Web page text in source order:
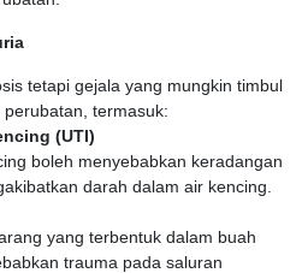
tetapi gejala yang mungkin timbul
termasuk:
(UTI)
boleh menyebabkan keradangan
darah dalam air kencing.
yang terbentuk dalam buah
trauma pada saluran